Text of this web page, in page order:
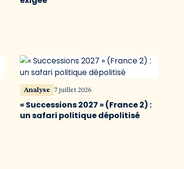
Analyse 7 juillet 2026
« Successions 2027 » (France 2) :
un safari politique dépolitisé